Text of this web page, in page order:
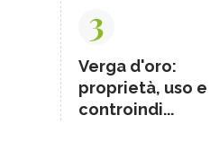
3
Verga d'oro:
proprietà, uso e
controindi...